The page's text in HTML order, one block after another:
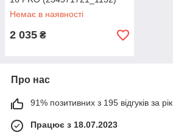
Немає в наявності
2 035 ₴
Про нас
91% позитивних з 195 відгуків за рік
Працює з 18.07.2023